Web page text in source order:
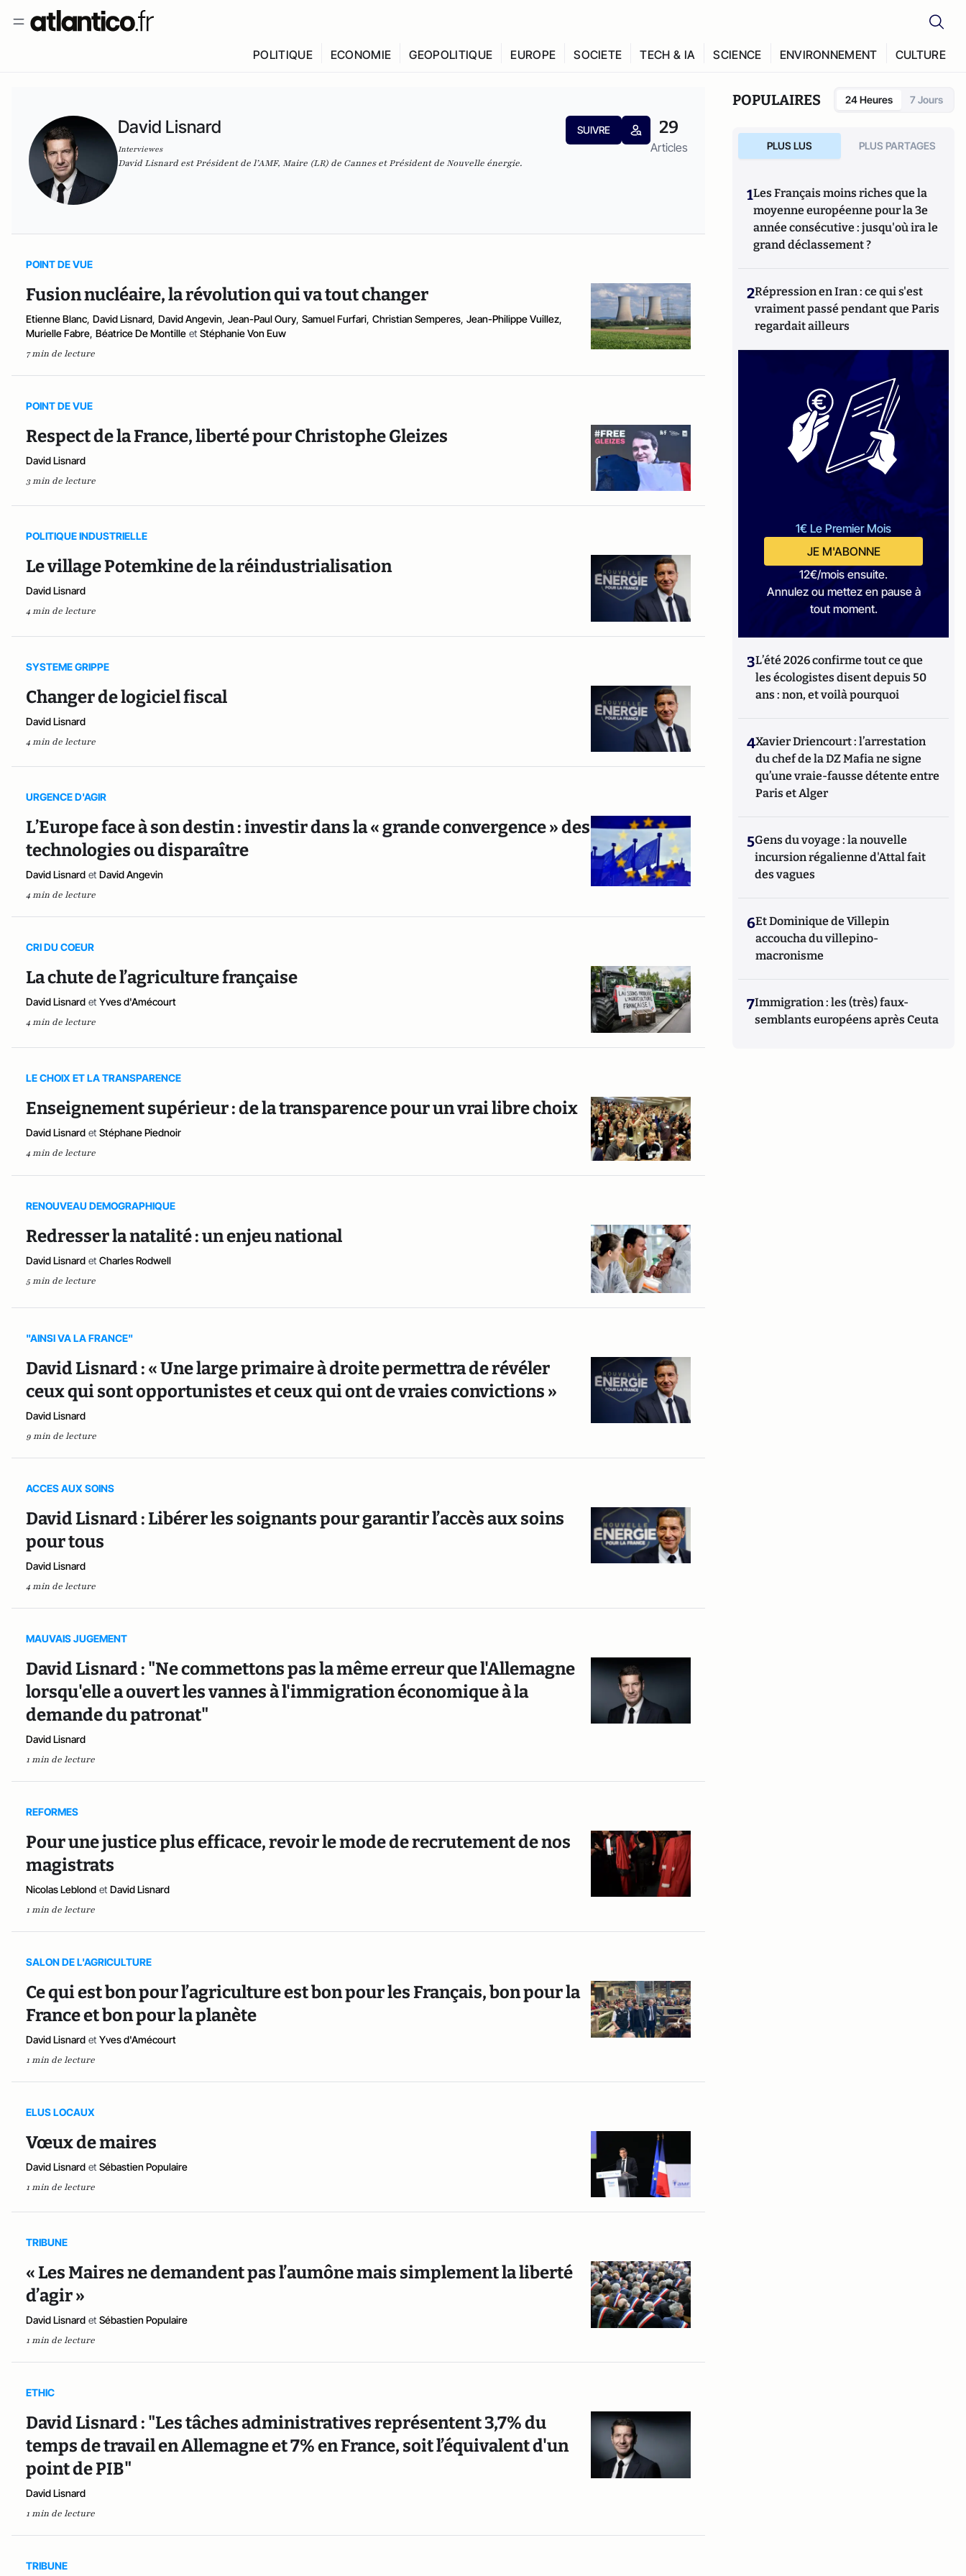
POLITIQUE ECONOMIE GEOPOLITIQUE EUROPE SOCIETE TECH & IA SCIENCE ENVIRONNEMENT CULTURE
David Lisnard
Interviewes
SUIVRE 29
Articles
David Lisnard est Président de l’AMF, Maire (LR) de Cannes et Président de Nouvelle énergie.
POINT DE VUE
Fusion nucléaire, la révolution qui va tout changer
Etienne Blanc, David Lisnard, David Angevin, Jean-Paul Oury, Samuel Furfari, Christian Semperes, Jean-Philippe Vuillez,
Murielle Fabre, Béatrice De Montille et Stéphanie Von Euw
7 min de lecture
POINT DE VUE
Respect de la France, liberté pour Christophe Gleizes
David Lisnard
3 min de lecture
POLITIQUE INDUSTRIELLE
Le village Potemkine de la réindustrialisation
David Lisnard
4 min de lecture
SYSTEME GRIPPE
Changer de logiciel fiscal
David Lisnard
4 min de lecture
URGENCE D'AGIR
L’Europe face à son destin : investir dans la « grande convergence » des
technologies ou disparaître
David Lisnard et David Angevin
4 min de lecture
CRI DU COEUR
La chute de l’agriculture française
David Lisnard et Yves d'Amécourt
4 min de lecture
LE CHOIX ET LA TRANSPARENCE
Enseignement supérieur : de la transparence pour un vrai libre choix
David Lisnard et Stéphane Piednoir
4 min de lecture
RENOUVEAU DEMOGRAPHIQUE
Redresser la natalité : un enjeu national
David Lisnard et Charles Rodwell
5 min de lecture
"AINSI VA LA FRANCE"
David Lisnard : « Une large primaire à droite permettra de révéler
ceux qui sont opportunistes et ceux qui ont de vraies convictions »
David Lisnard
9 min de lecture
ACCES AUX SOINS
David Lisnard : Libérer les soignants pour garantir l’accès aux soins
pour tous
David Lisnard
4 min de lecture
MAUVAIS JUGEMENT
David Lisnard : "Ne commettons pas la même erreur que l'Allemagne
lorsqu'elle a ouvert les vannes à l'immigration économique à la
demande du patronat"
David Lisnard
1 min de lecture
REFORMES
Pour une justice plus efficace, revoir le mode de recrutement de nos
magistrats
Nicolas Leblond et David Lisnard
1 min de lecture
SALON DE L'AGRICULTURE
Ce qui est bon pour l’agriculture est bon pour les Français, bon pour la
France et bon pour la planète
David Lisnard et Yves d'Amécourt
1 min de lecture
ELUS LOCAUX
Vœux de maires
David Lisnard et Sébastien Populaire
1 min de lecture
TRIBUNE
« Les Maires ne demandent pas l’aumône mais simplement la liberté
d’agir »
David Lisnard et Sébastien Populaire
1 min de lecture
ETHIC
David Lisnard : "Les tâches administratives représentent 3,7% du
temps de travail en Allemagne et 7% en France, soit l’équivalent d'un
point de PIB"
David Lisnard
1 min de lecture
TRIBUNE
POPULAIRES 24 Heures 7 Jours
PLUS LUS PLUS PARTAGES
1Les Français moins riches que la
moyenne européenne pour la 3e
année consécutive : jusqu'où ira le
grand déclassement ?
2Répression en Iran : ce qui s'est
vraiment passé pendant que Paris
regardait ailleurs
1€ Le Premier Mois
JE M'ABONNE
12€/mois ensuite.
Annulez ou mettez en pause à
tout moment.
3L’été 2026 confirme tout ce que
les écologistes disent depuis 50
ans : non, et voilà pourquoi
4Xavier Driencourt : l’arrestation
du chef de la DZ Mafia ne signe
qu’une vraie-fausse détente entre
Paris et Alger
5Gens du voyage : la nouvelle
incursion régalienne d'Attal fait
des vagues
6Et Dominique de Villepin
accoucha du villepino-
macronisme
7Immigration : les (très) faux-
semblants européens après Ceuta